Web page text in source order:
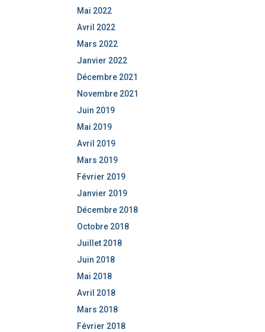
Mai 2022
Avril 2022
Mars 2022
Janvier 2022
Décembre 2021
Novembre 2021
Juin 2019
Mai 2019
Avril 2019
Mars 2019
Février 2019
Janvier 2019
Décembre 2018
Octobre 2018
Juillet 2018
Juin 2018
Mai 2018
Avril 2018
Mars 2018
Février 2018